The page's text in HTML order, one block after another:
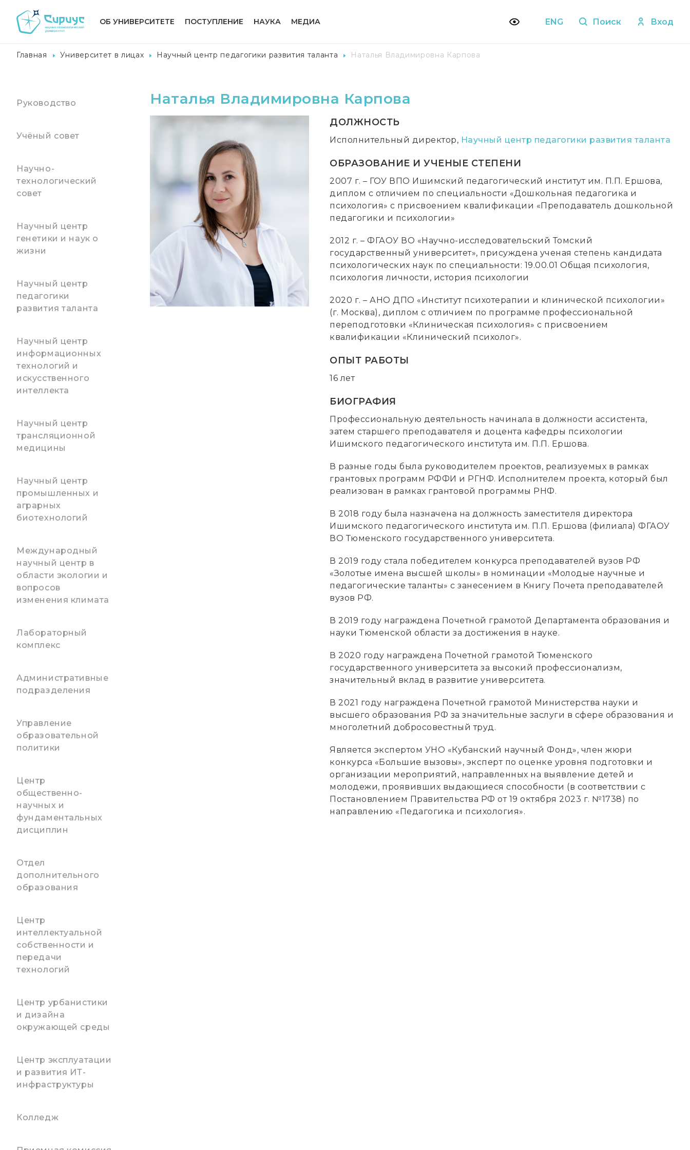
ОБ УНИВЕРСИТЕТЕ ПОСТУПЛЕНИЕ НАУКА МЕДИА ENG Поиск Вход
Главная Университет в лицах Научный центр педагогики развития таланта Наталья Владимировна Карпова
Руководство
Учёный совет
Научно-
технологический
совет
Научный центр
генетики и наук о
жизни
Научный центр
педагогики
развития таланта
Научный центр
информационных
технологий и
искусственного
интеллекта
Научный центр
трансляционной
медицины
Научный центр
промышленных и
аграрных
биотехнологий
Международный
научный центр в
области экологии и
вопросов
изменения климата
Лабораторный
комплекс
Административные
подразделения
Управление
образовательной
политики
Центр
общественно-
научных и
фундаментальных
дисциплин
Отдел
дополнительного
образования
Центр
интеллектуальной
собственности и
передачи
технологий
Центр урбанистики
и дизайна
окружающей среды
Центр эксплуатации
и развития ИТ-
инфраструктуры
Колледж
Наталья Владимировна Карпова
ДОЛЖНОСТЬ
Исполнительный директор, Научный центр педагогики развития таланта
ОБРАЗОВАНИЕ И УЧЕНЫЕ СТЕПЕНИ
2007 г. – ГОУ ВПО Ишимский педагогический институт им. П.П. Ершова,
диплом с отличием по специальности «Дошкольная педагогика и
психология» с присвоением квалификации «Преподаватель дошкольной
педагогики и психологии»
2012 г. – ФГАОУ ВО «Научно-исследовательский Томский
государственный университет», присуждена ученая степень кандидата
психологических наук по специальности: 19.00.01 Общая психология,
психология личности, история психологии
2020 г. – АНО ДПО «Институт психотерапии и клинической психологии»
(г. Москва), диплом с отличием по программе профессиональной
переподготовки «Клиническая психология» с присвоением
квалификации «Клинический психолог».
ОПЫТ РАБОТЫ
16 лет
БИОГРАФИЯ
Профессиональную деятельность начинала в должности ассистента,
затем старшего преподавателя и доцента кафедры психологии
Ишимского педагогического института им. П.П. Ершова.
В разные годы была руководителем проектов, реализуемых в рамках
грантовых программ РФФИ и РГНФ. Исполнителем проекта, который был
реализован в рамках грантовой программы РНФ.
В 2018 году была назначена на должность заместителя директора
Ишимского педагогического института им. П.П. Ершова (филиала) ФГАОУ
ВО Тюменского государственного университета.
В 2019 году стала победителем конкурса преподавателей вузов РФ
«Золотые имена высшей школы» в номинации «Молодые научные и
педагогические таланты» с занесением в Книгу Почета преподавателей
вузов РФ.
В 2019 году награждена Почетной грамотой Департамента образования и
науки Тюменской области за достижения в науке.
В 2020 году награждена Почетной грамотой Тюменского
государственного университета за высокий профессионализм,
значительный вклад в развитие университета.
В 2021 году награждена Почетной грамотой Министерства науки и
высшего образования РФ за значительные заслуги в сфере образования и
многолетний добросовестный труд.
Является экспертом УНО «Кубанский научный Фонд», член жюри
конкурса «Большие вызовы», эксперт по оценке уровня подготовки и
организации мероприятий, направленных на выявление детей и
молодежи, проявивших выдающиеся способности (в соответствии с
Постановлением Правительства РФ от 19 октября 2023 г. №1738) по
направлению «Педагогика и психология».